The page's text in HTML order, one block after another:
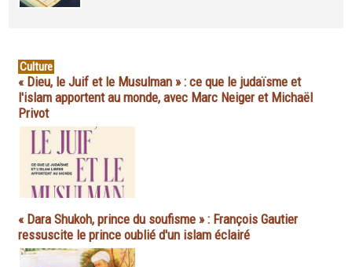
Culture
« Dieu, le Juif et le Musulman » : ce que le judaïsme et
l'islam apportent au monde, avec Marc Neiger et Michaël
Privot
« Dara Shukoh, prince du soufisme » : François Gautier
ressuscite le prince oublié d'un islam éclairé